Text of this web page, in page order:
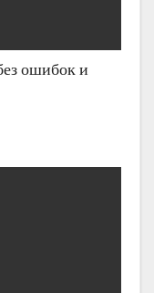
ошибок и